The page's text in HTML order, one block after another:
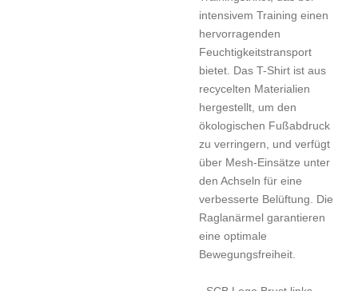
intensivem Training einen
hervorragenden
Feuchtigkeitstransport
bietet. Das T-Shirt ist aus
recycelten Materialien
hergestellt, um den
ökologischen Fußabdruck
zu verringern, und verfügt
über Mesh-Einsätze unter
den Achseln für eine
verbesserte Belüftung. Die
Raglanärmel garantieren
eine optimale
Bewegungsfreiheit.